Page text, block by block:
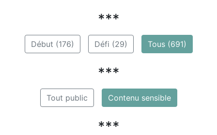
***
Début (176) Défi (29) Tous (691)
***
Tout public Contenu sensible
***